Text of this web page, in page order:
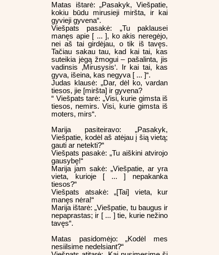
Matas ištarė: „Pasakyk, Viešpatie,
kokiu būdu mirusieji miršta, ir kai
gyvieji gyvena“.
Viešpats pasakė: „Tu paklausei
manęs apie [ ... ], ko akis neregėjo,
nei aš tai girdėjau, o tik iš tavęs.
Tačiau sakau tau, kad kai tai, kas
suteikia jėgą žmogui – pašalinta, jis
vadinsis ‚Mirusysis‘. Ir kai tai, kas
gyva, išeina, kas negyva [ ... ]“.
Judas klausė: „Dar, dėl ko, vardan
tiesos, jie [miršta] ir gyvena?
“ Viešpats tarė: „Visi, kurie gimsta iš
tiesos, nemirs. Visi, kurie gimsta iš
moters, mirs“.
Marija pasiteiravo: „Pasakyk,
Viešpatie, kodėl aš atėjau į šią vietą;
gauti ar netekti?“
Viešpats pasakė: „Tu aiškini atvirojo
gausybę!“
Marija jam sakė: „Viešpatie, ar yra
vieta, kurioje [ ... ] nepakanka
tiesos?“
Viešpats atsakė: „[Tai] vieta, kur
manęs nėra!“
Marija ištarė: „Viešpatie, tu baugus ir
nepaprastas; ir [ ... ] tie, kurie nežino
tavęs“.
Matas pasidomėjo: „Kodėl mes
nesiilsime nedelsiant?“